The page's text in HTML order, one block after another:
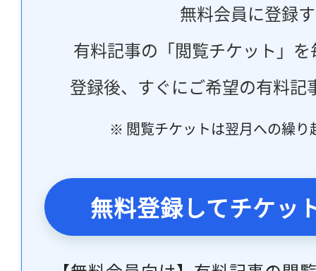
無料会員に登録
有料記事の「閲覧チケット」
登録後、すぐにご希望の有料記
※ 閲覧チケットは翌月への繰り
無料登録してチケッ